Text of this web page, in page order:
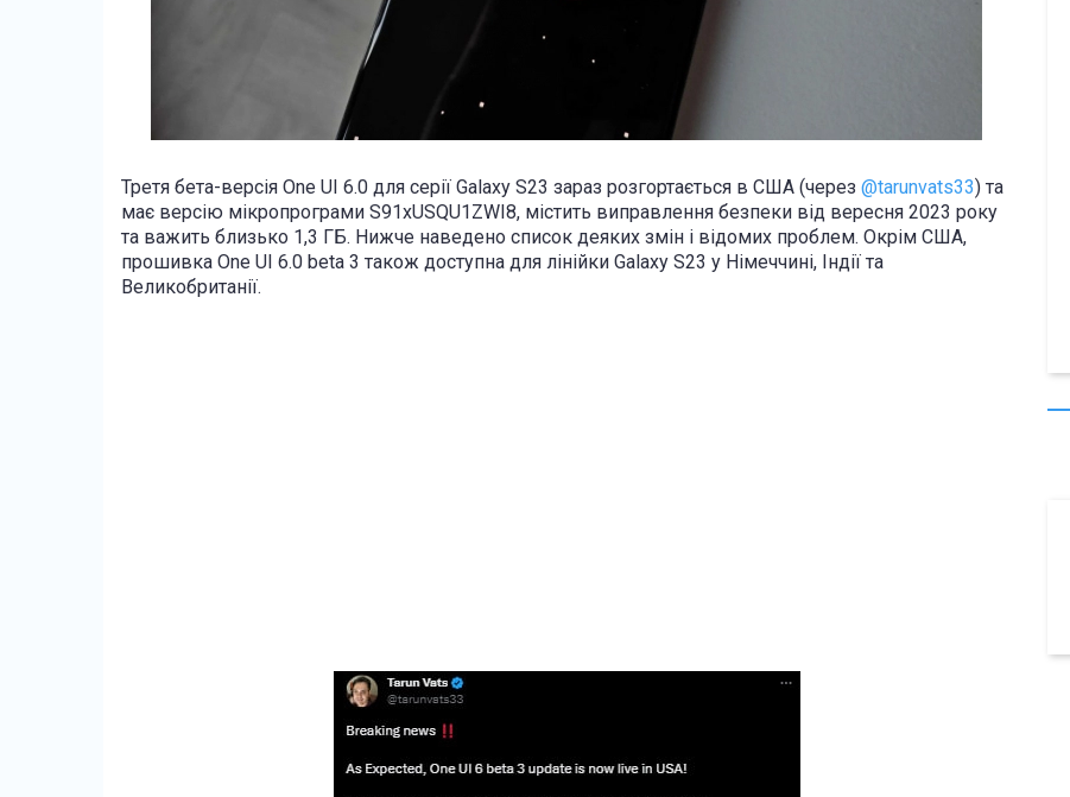
Третя бета-версія One UI 6.0 для серії Galaxy S23 зараз розгортається в США (через @tarunvats33) та
має версію мікропрограми S91xUSQU1ZWI8, містить виправлення безпеки від вересня 2023 року
та важить близько 1,3 ГБ. Нижче наведено список деяких змін і відомих проблем. Окрім США,
прошивка One UI 6.0 beta 3 також доступна для лінійки Galaxy S23 у Німеччині, Індії та
Великобританії.